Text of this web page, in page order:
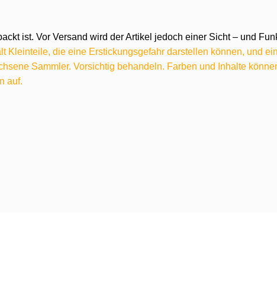
ist. Vor Versand wird der Artikel jedoch einer Sicht – und
Kleinteile, die eine Erstickungsgefahr darstellen können, und
Sammler. Vorsichtig behandeln. Farben und Inhalte
auf.